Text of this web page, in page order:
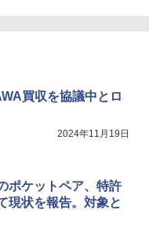
買収を協議中とロ
2024年11月19日
ポケットペア、特許
現状を報告。対象と